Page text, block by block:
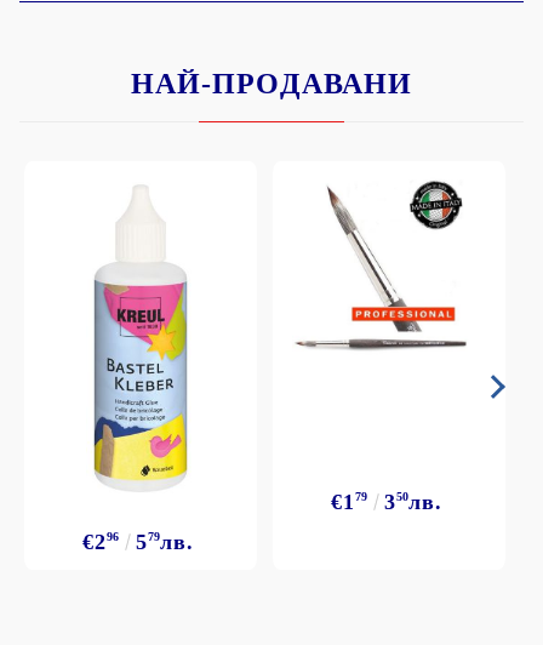
НАЙ-ПРОДАВАНИ
€296 579лв.
€179 350лв.